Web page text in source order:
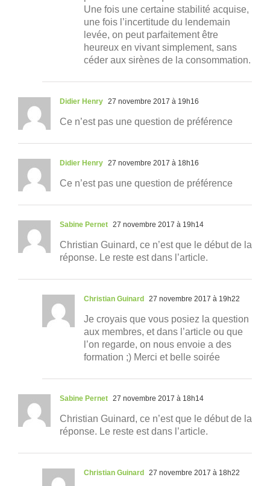
Une fois une certaine stabilité acquise,
une fois l’incertitude du lendemain
levée, on peut parfaitement être
heureux en vivant simplement, sans
céder aux sirènes de la consommation.
Didier Henry 27 novembre 2017 à 19h16
Ce n’est pas une question de préférence
Didier Henry 27 novembre 2017 à 18h16
Ce n’est pas une question de préférence
Sabine Pernet 27 novembre 2017 à 19h14
Christian Guinard, ce n’est que le début de la
réponse. Le reste est dans l’article.
Christian Guinard 27 novembre 2017 à 19h22
Je croyais que vous posiez la question
aux membres, et dans l’article ou que
l’on regarde, on nous envoie a des
formation ;) Merci et belle soirée
Sabine Pernet 27 novembre 2017 à 18h14
Christian Guinard, ce n’est que le début de la
réponse. Le reste est dans l’article.
Christian Guinard 27 novembre 2017 à 18h22